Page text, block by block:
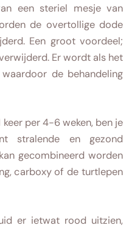
een steriel mesje van
de overtollige dode
Een groot voordeel;
Er wordt als het
de behandeling
keer per 4-6 weken, ben je
stralende en gezond
gecombineerd worden
carboxy of de turtlepen
er ietwat rood uitzien,